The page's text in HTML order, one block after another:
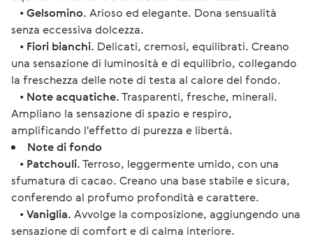
•Gelsomino. Arioso ed elegante. Dona sensualità
senza eccessiva dolcezza.
• Fiori bianchi. Delicati, cremosi, equilibrati. Creano
una sensazione di luminosità e di equilibrio, collegando
la freschezza delle note di testa al calore del fondo.
• Note acquatiche.Trasparenti, fresche, minerali.
Ampliano la sensazione di spazio e respiro,
amplificando l'effetto di purezza e libertà.
Note di fondo
• Patchouli.Terroso, leggermente umido, con una
sfumatura di cacao. Creano una base stabile e sicura,
conferendo al profumo profondità e carattere.
•Vaniglia. Avvolge la composizione, aggiungendo una
sensazione di comfort e di calma interiore.